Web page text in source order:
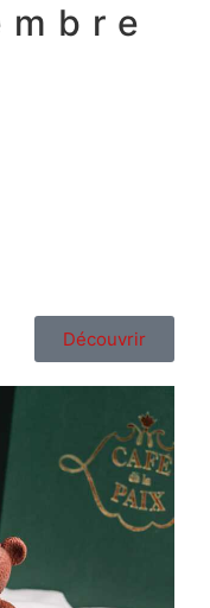
Découvrir